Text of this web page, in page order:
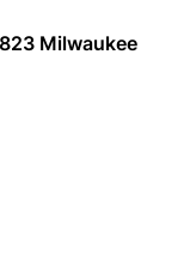
Milwaukee